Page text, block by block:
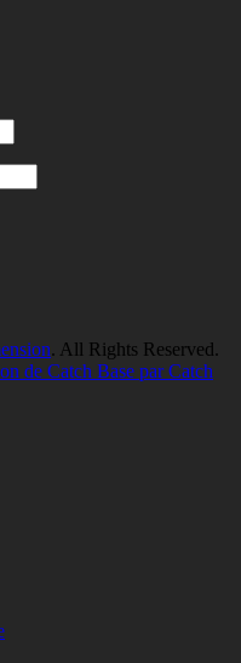
. All Rights Reserved.
de Catch Base par Catch